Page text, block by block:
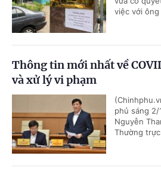
việc với ông
Thông tin mới nhất về
và xử lý vi phạm
phủ sáng
Nguyễn
Thường trực